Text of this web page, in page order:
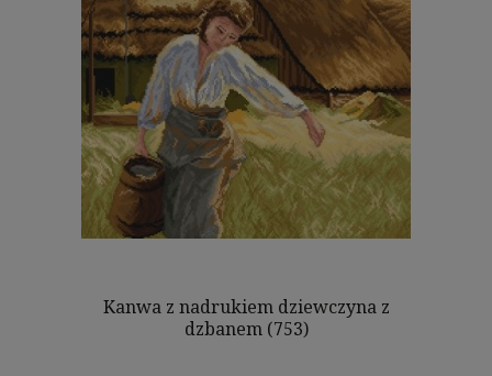
Kanwa z nadrukiem dziewczyna z
dzbanem (753)